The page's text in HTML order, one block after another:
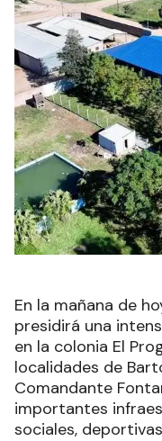
En la mañana de
presidirá una
en la colonia El
localidades de
Comandante
importantes
sociales,